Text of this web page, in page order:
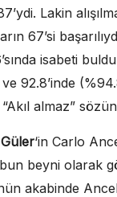
Lakin
67’si
isabeti
92.8’inde
almaz”
‘in Carlo
beyni olarak
akabinde